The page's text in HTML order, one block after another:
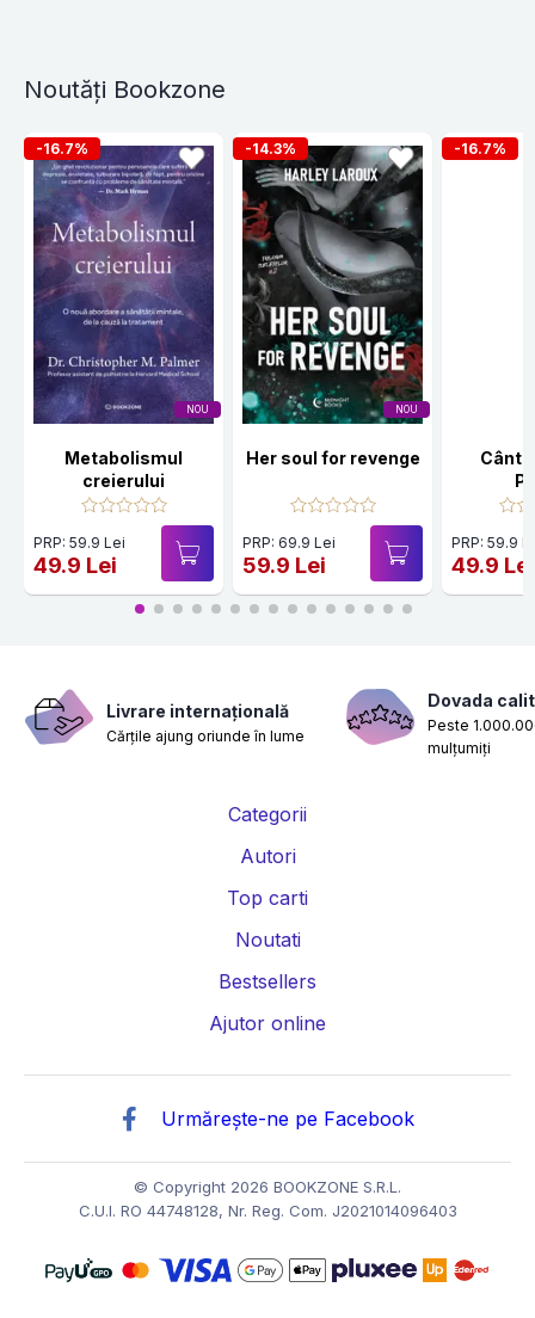
Noutăți Bookzone
NOU
-16.7%
Metabolismul
creierului
PRP: 59.9 Lei
49.9 Lei
NOU
-14.3%
Her soul for revenge
PRP: 69.9 Lei
59.9 Lei
-16.7%
PRP: 59.9
49.9 Lei
Livrare internațională
Cărțile ajung oriunde în lume
Dovada
Peste
mulțumiți
Categorii
Autori
Top carti
Noutati
Bestsellers
Ajutor online
Urmărește-ne pe Facebook
© Copyright 2026 BOOKZONE S.R.L.
C.U.I. RO 44748128, Nr. Reg. Com. J2021014096403